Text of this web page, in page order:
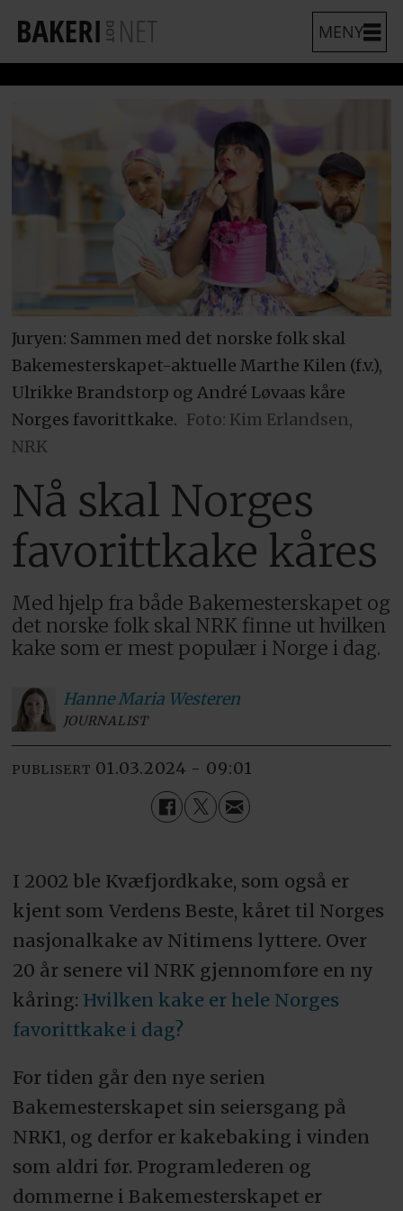
Juryen: Sammen med det norske folk skal
Bakemesterskapet-aktuelle Marthe Kilen (f.v.),
Ulrikke Brandstorp og André Løvaas kåre
Norges favorittkake. Foto: Kim Erlandsen,
NRK
Nå skal Norges
favorittkake kåres
Med hjelp fra både Bakemesterskapet og
det norske folk skal NRK finne ut hvilken
kake som er mest populær i Norge i dag.
Hanne Maria Westeren
JOURNALIST
PUBLISERT 01.03.2024 - 09:01
I 2002 ble Kvæfjordkake, som også er
kjent som Verdens Beste, kåret til Norges
nasjonalkake av Nitimens lyttere. Over
20 år senere vil NRK gjennomføre en ny
kåring: Hvilken kake er hele Norges
favorittkake i dag?
For tiden går den nye serien
Bakemesterskapet sin seiersgang på
NRK1, og derfor er kakebaking i vinden
som aldri før. Programlederen og
dommerne i Bakemesterskapet er